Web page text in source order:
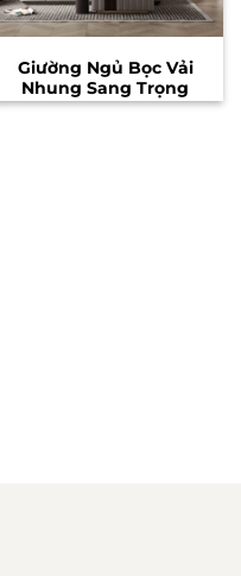
Giường Ngủ Bọc Vải
Nhung Sang Trọng